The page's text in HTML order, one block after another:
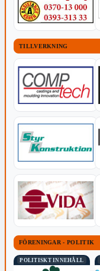
TILLVERKNING
FÖRENINGAR - POLITIK
POLITISKT INNEHÅLL